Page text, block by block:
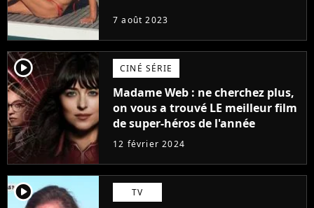
7 août 2023
player2 CINÉ SÉRIE
Madame Web : ne cherchez plus,
on vous a trouvé LE meilleur film
de super-héros de l'année
12 février 2024
player2 TV